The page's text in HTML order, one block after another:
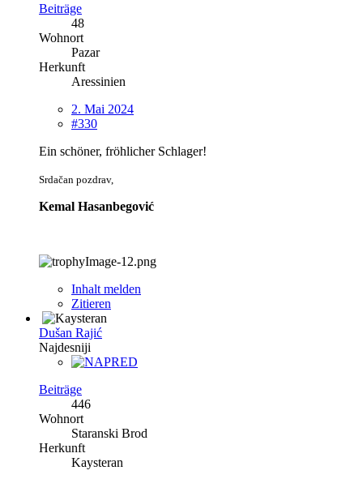
Beiträge
48
Wohnort
Pazar
Herkunft
Aressinien
2. Mai 2024
#330
Ein schöner, fröhlicher Schlager!
Srdačan pozdrav,
Kemal Hasanbegović
Inhalt melden
Zitieren
Dušan Rajić
Najdesniji
Beiträge
446
Wohnort
Staranski Brod
Herkunft
Kaysteran